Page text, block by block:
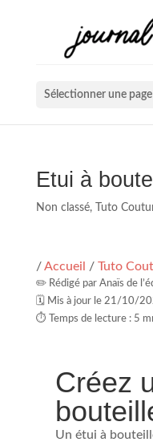
Sélectionner une page
Etui à
Non classé, Tuto
/Accueil / Tuto
✏️ Rédigé par Anaïs de
🗓️ Mis à jour le 21/10/
⏱️ Temps de lecture : 5
Créez
Un étui à